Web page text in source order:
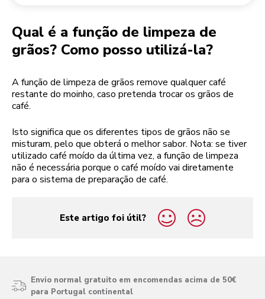
Qual é a função de limpeza de
grãos? Como posso utilizá-la?
A função de limpeza de grãos remove qualquer café
restante do moinho, caso pretenda trocar os grãos de
café.
Isto significa que os diferentes tipos de grãos não se
misturam, pelo que obterá o melhor sabor. Nota: se tiver
utilizado café moído da última vez, a função de limpeza
não é necessária porque o café moído vai diretamente
para o sistema de preparação de café.
Este artigo foi útil?
yes
no
Envio normal gratuito em encomendas acima de 50€
para Portugal continental